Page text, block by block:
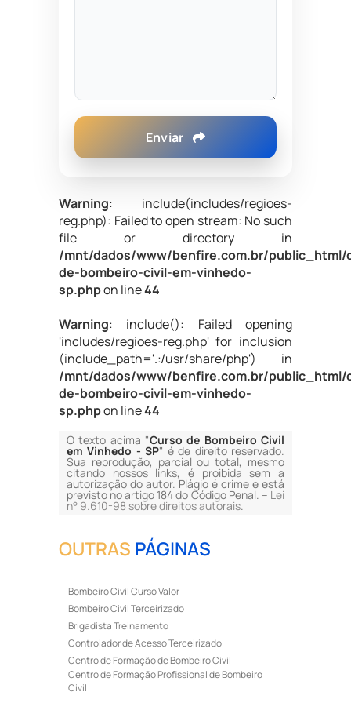
Enviar
Warning: include(includes/regioes-
reg.php): Failed to open stream: No such
file or directory in
/mnt/dados/www/benfire.com.br/public_html/
de-bombeiro-civil-em-vinhedo-
sp.phpon line44
Warning: include(): Failed opening
'includes/regioes-reg.php' for inclusion
(include_path='.:/usr/share/php') in
/mnt/dados/www/benfire.com.br/public_html/
de-bombeiro-civil-em-vinhedo-
sp.phpon line44
O texto acima "Curso de Bombeiro Civil
em Vinhedo - SP" é de direito reservado.
Sua reprodução, parcial ou total, mesmo
citando nossos links, é proibida sem a
autorização do autor. Plágio é crime e está
previsto no artigo 184 do Código Penal. – Lei
n° 9.610-98 sobre direitos autorais.
OUTRAS PÁGINAS
Bombeiro Civil Curso Valor
Bombeiro Civil Terceirizado
Brigadista Treinamento
Controlador de Acesso Terceirizado
Centro de Formação de Bombeiro Civil
Centro de Formação Profissional de Bombeiro
Civil